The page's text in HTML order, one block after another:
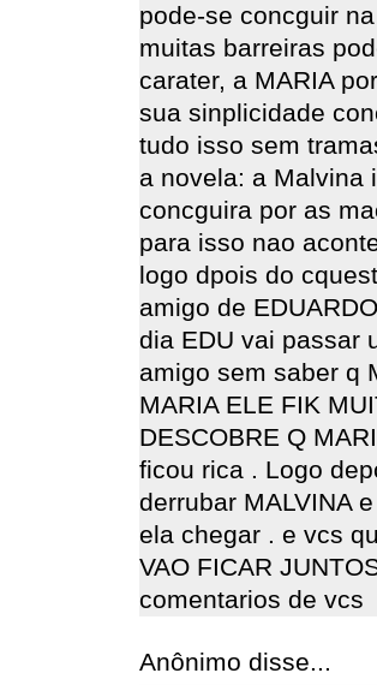
pode-se concguir
muitas barreiras
carater, a MARIA
sua sinplicidade
tudo isso sem
a novela: a Malvina
concguira por as
para isso nao
logo dpois do
amigo de
dia EDU vai passar
amigo sem saber q
MARIA ELE FIK
DESCOBRE Q
ficou rica . Logo
derrubar MALVINA
ela chegar . e vcs
VAO FICAR
comentarios de vcs
Anônimo disse...